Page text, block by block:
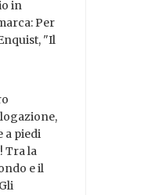
in
Per
"Il
a piedi
Tra la
e il